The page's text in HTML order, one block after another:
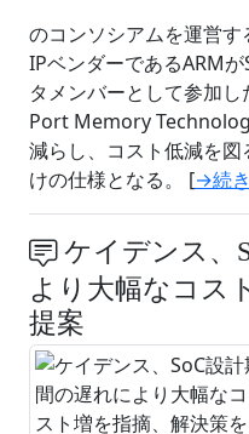
のコンソシアムを運営
IPベンダーであるARM
タメンバーとして参加
Port Memory
減らし、コスト低減を
けの仕様となる。 [→続
ケイデンス、
より大幅なコス
提案